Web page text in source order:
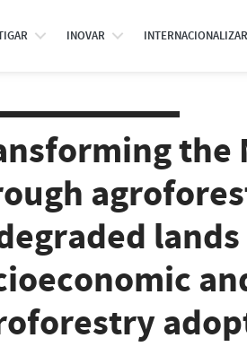
INOVAR INTERNACIONALIZAR
the